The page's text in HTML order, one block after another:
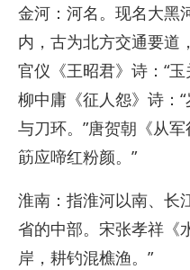
金河：河名。现名大黑
内，古为北方交通要道
官仪《王昭君》诗：“
柳中庸《征人怨》诗：
与刀环。”唐贺朝《从
筯应啼红粉颜。”
淮南：指淮河以南、长
省的中部。宋张孝祥《
岸，耕钓混樵渔。”